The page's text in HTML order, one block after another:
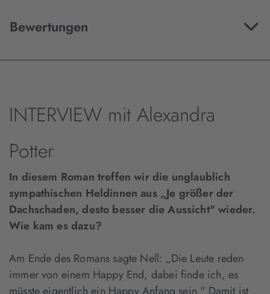
Bewertungen
INTERVIEW mit Alexandra
Potter
In diesem Roman treffen wir die unglaublich
sympathischen Heldinnen aus „Je größer der
Dachschaden, desto besser die Aussicht" wieder.
Wie kam es dazu?
Am Ende des Romans sagte Nell: „Die Leute reden
immer von einem Happy End, dabei finde ich, es